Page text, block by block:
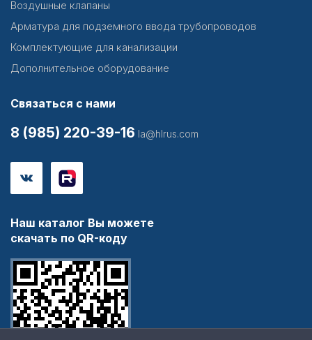
Воздушные клапаны
Арматура для подземного ввода трубопроводов
Комплектующие для канализации
Дополнительное оборудование
Связаться с нами
8 (985) 220-39-16 la@hlrus.com
Наш каталог Вы можете
скачать по QR-коду